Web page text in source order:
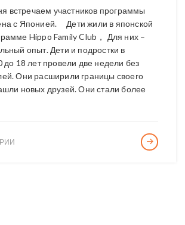
встречаем участников программы
с Японией. Дети жили в японской
Hippo Family Club， Для них –
опыт. Дети и подростки в
до 18 лет провели две недели без
Они расширили границы своего
новых друзей. Они стали более